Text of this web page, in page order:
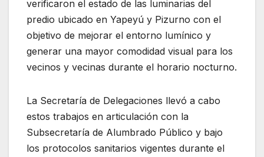
verificaron el estado de las luminarias del
predio ubicado en Yapeyú y Pizurno con el
objetivo de mejorar el entorno lumínico y
generar una mayor comodidad visual para los
vecinos y vecinas durante el horario nocturno.
La Secretaría de Delegaciones llevó a cabo
estos trabajos en articulación con la
Subsecretaría de Alumbrado Público y bajo
los protocolos sanitarios vigentes durante el